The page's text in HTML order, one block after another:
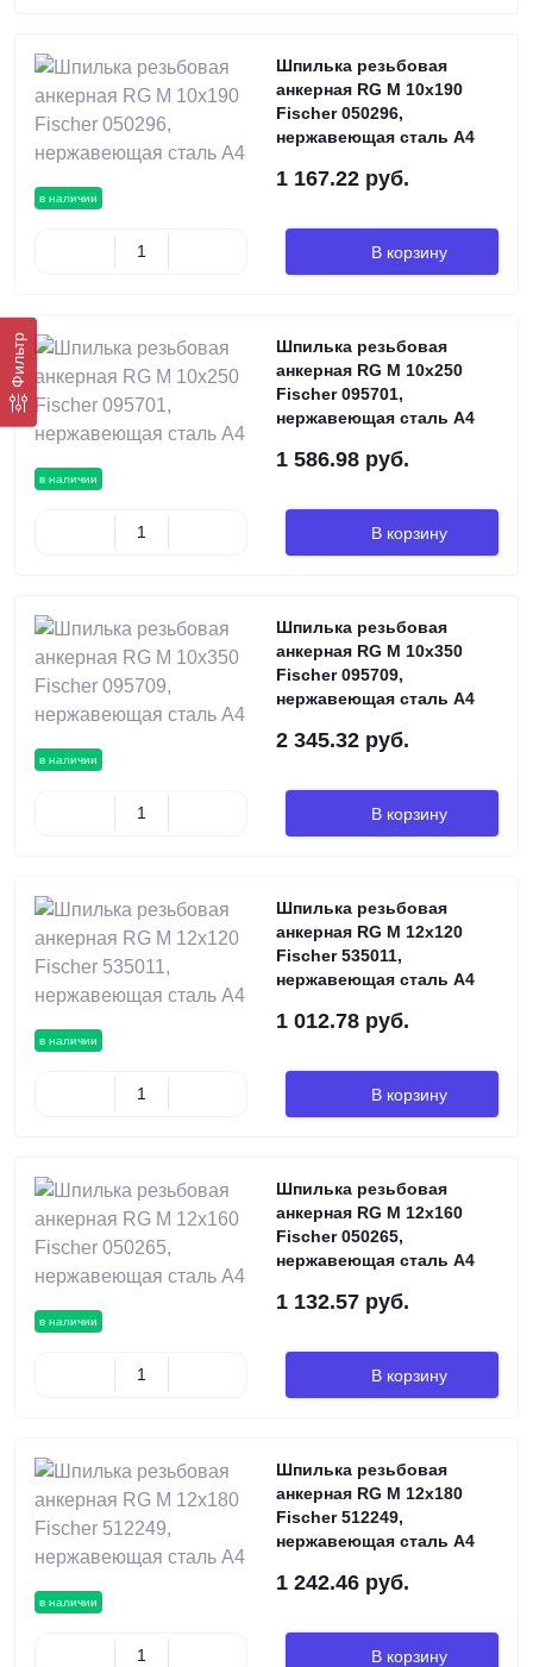
Фильтр
в наличии
Шпилька резьбовая
анкерная RG M 10х190
Fischer 050296,
нержавеющая сталь А4
1 167.22 руб.
В корзину
в наличии
Шпилька резьбовая
анкерная RG M 10х250
Fischer 095701,
нержавеющая сталь А4
1 586.98 руб.
В корзину
в наличии
Шпилька резьбовая
анкерная RG M 10х350
Fischer 095709,
нержавеющая сталь А4
2 345.32 руб.
В корзину
в наличии
Шпилька резьбовая
анкерная RG M 12х120
Fischer 535011,
нержавеющая сталь А4
1 012.78 руб.
В корзину
в наличии
Шпилька резьбовая
анкерная RG M 12х160
Fischer 050265,
нержавеющая сталь А4
1 132.57 руб.
В корзину
в наличии
Шпилька резьбовая
анкерная RG M 12х180
Fischer 512249,
нержавеющая сталь А4
1 242.46 руб.
В корзину